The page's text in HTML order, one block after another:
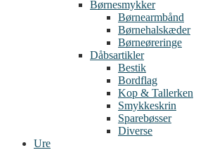
Børnesmykker
Børnearmbånd
Børnehalskæder
Børneøreringe
Dåbsartikler
Bestik
Bordflag
Kop & Tallerken
Smykkeskrin
Sparebøsser
Diverse
Ure